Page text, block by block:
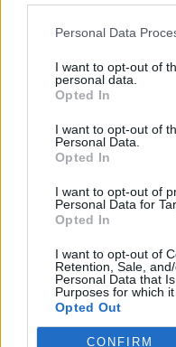
Personal Data
I want to opt-out of
personal data.
Opted In
I want to opt-out of
Personal Data.
Opted In
I want to opt-out of
Personal Data for
Opted In
I want to opt-out of
Retention, Sale,
Personal Data that
Purposes for which it
Opted Out
CONFIRM
Drogi Czytelniku,
cieszymy się, że
tu dla Ciebie!
informacje z życia
Jednak bez Twojej
zadaniu będzie
Dlatego prosimy Cię
pośrednictwem
Dzięki Tobie